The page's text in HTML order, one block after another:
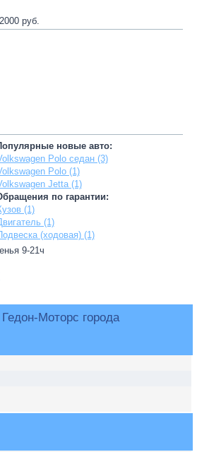
руб.
новые авто:
Polo седан (3)
Polo (1)
Jetta (1)
по гарантии:
(1)
(1)
(ходовая) (1)
9-21ч
Моторс города